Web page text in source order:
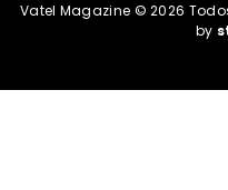
Vatel Magazine © 2026
by